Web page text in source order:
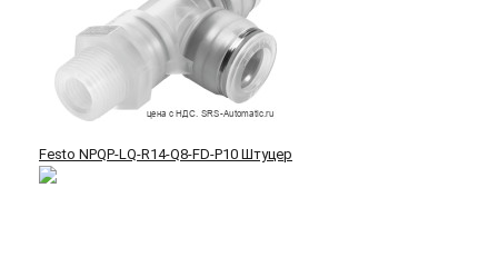
Festo NPQP-LQ-R14-Q8-FD-P10 Штуцер